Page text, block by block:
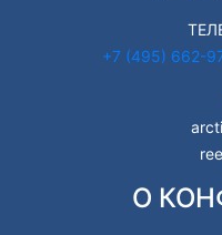
+7 (495) 662-
О